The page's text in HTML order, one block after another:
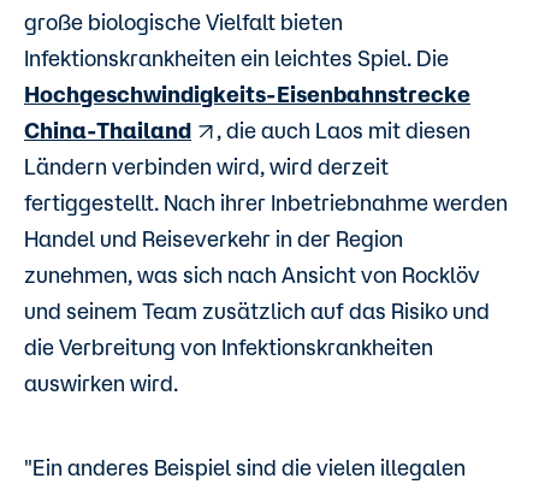
große biologische Vielfalt bieten
Infektionskrankheiten ein leichtes Spiel. Die
Hochgeschwindigkeits-Eisenbahnstrecke
China-Thailand
, die auch Laos mit diesen
Ländern verbinden wird, wird derzeit
fertiggestellt. Nach ihrer Inbetriebnahme werden
Handel und Reiseverkehr in der Region
zunehmen, was sich nach Ansicht von Rocklöv
und seinem Team zusätzlich auf das Risiko und
die Verbreitung von Infektionskrankheiten
auswirken wird.
"Ein anderes Beispiel sind die vielen illegalen